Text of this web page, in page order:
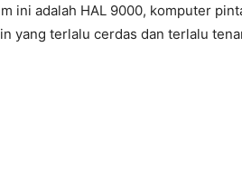
ini adalah HAL 9000, komputer
yang terlalu cerdas dan terlalu